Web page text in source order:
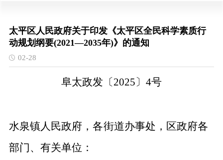
太平区人民政府关于印发《太平区全民科学素质行
动规划纲要(2021—2035年)》的通知
02-28
阜太政发〔2025〕4号
水泉镇人民政府，各街道办事处，区政府各
部门、有关单位：